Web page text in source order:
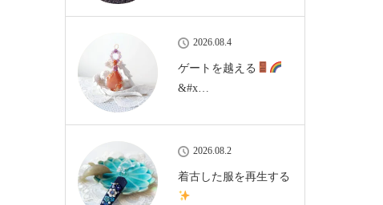
2026.08.4
ゲートを越える
&#x…
2026.08.2
着古した服を再生する